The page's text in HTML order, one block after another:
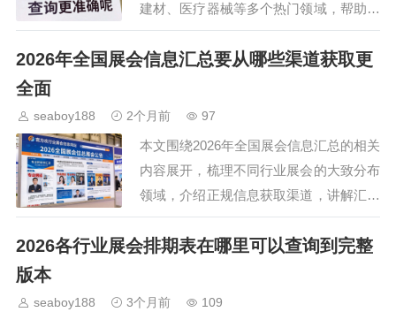
建材、医疗器械等多个热门领域，帮助参
展商、采购商及普通观众提前规划行程，
高效对接展会资源，避免错过行业交流与
2026年全国展会信息汇总要从哪些渠道获取更
全面
seaboy188 2个月前 97
本文围绕2026年全国展会信息汇总的相关
内容展开，梳理不同行业展会的大致分布
领域，介绍正规信息获取渠道，讲解汇总
信息时的核心注意事项，帮助参展商、采
购商及行业观众快速掌握有效信息，提前
2026各行业展会排期表在哪里可以查询到完整
版本
seaboy188 3个月前 109